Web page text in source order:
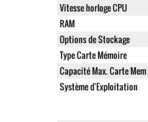
Vitesse horloge CPU
RAM
Options de Stockage
Type Carte Mémoire
Capacité Max. Carte Mem
Système d'Exploitation